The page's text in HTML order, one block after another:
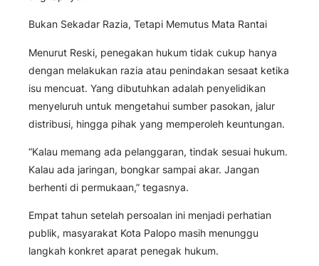
Bukan Sekadar Razia, Tetapi Memutus Mata Rantai
Menurut Reski, penegakan hukum tidak cukup hanya
dengan melakukan razia atau penindakan sesaat ketika
isu mencuat. Yang dibutuhkan adalah penyelidikan
menyeluruh untuk mengetahui sumber pasokan, jalur
distribusi, hingga pihak yang memperoleh keuntungan.
“Kalau memang ada pelanggaran, tindak sesuai hukum.
Kalau ada jaringan, bongkar sampai akar. Jangan
berhenti di permukaan,” tegasnya.
Empat tahun setelah persoalan ini menjadi perhatian
publik, masyarakat Kota Palopo masih menunggu
langkah konkret aparat penegak hukum.